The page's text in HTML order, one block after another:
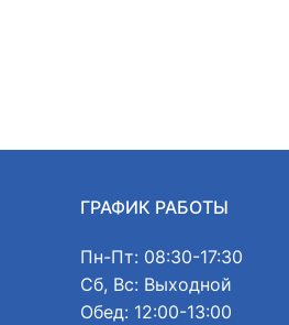
ГРАФИК РАБОТЫ
Пн-Пт: 08:30-17:30
Сб, Вс: Выходной
Обед: 12:00-13:00